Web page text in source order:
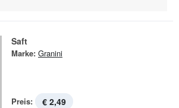
Saft
Marke: Granini
Preis: € 2,49